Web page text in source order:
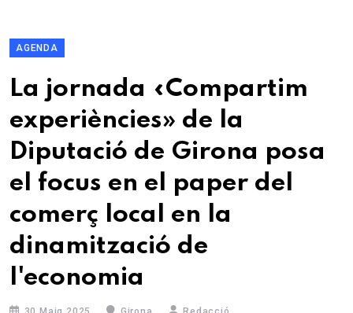
AGENDA
La jornada «Compartim
experiències» de la
Diputació de Girona posa
el focus en el paper del
comerç local en la
dinamització de
l'economia